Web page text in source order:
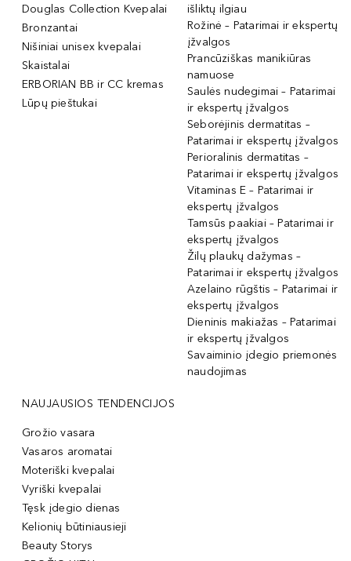
Douglas Collection Kvepalai
Bronzantai
Nišiniai unisex kvepalai
Skaistalai
ERBORIAN BB ir CC kremas
Lūpų pieštukai
išliktų ilgiau
Rožinė – Patarimai ir ekspertų
įžvalgos
Prancūziškas manikiūras
namuose
Saulės nudegimai – Patarimai
ir ekspertų įžvalgos
Seborėjinis dermatitas –
Patarimai ir ekspertų įžvalgos
Perioralinis dermatitas –
Patarimai ir ekspertų įžvalgos
Vitaminas E – Patarimai ir
ekspertų įžvalgos
Tamsūs paakiai – Patarimai ir
ekspertų įžvalgos
Žilų plaukų dažymas –
Patarimai ir ekspertų įžvalgos
Azelaino rūgštis – Patarimai ir
ekspertų įžvalgos
Dieninis makiažas – Patarimai
ir ekspertų įžvalgos
Savaiminio įdegio priemonės
naudojimas
NAUJAUSIOS TENDENCIJOS
Grožio vasara
Vasaros aromatai
Moteriški kvepalai
Vyriški kvepalai
Tęsk įdegio dienas
Kelionių būtiniausieji
Beauty Storys